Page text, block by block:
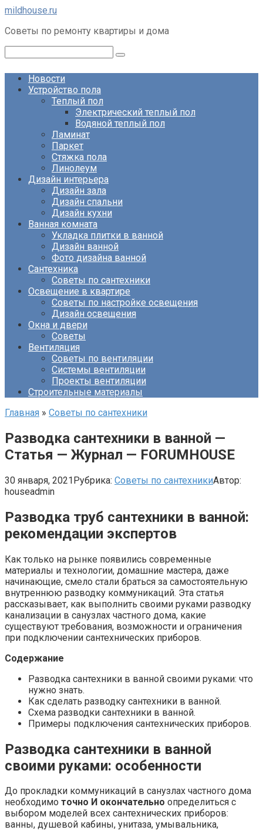
Перейти
контенту
mildhouse.ru
Советы по ремонту квартиры и дома
Новости
Устройство пола
Теплый пол
Электрический теплый пол
Водяной теплый пол
Ламинат
Паркет
Стяжка пола
Линолеум
Дизайн интерьера
Дизайн зала
Дизайн спальни
Дизайн кухни
Ванная комната
Укладка плитки в ванной
Дизайн ванной
Фото дизайна ванной
Сантехника
Советы по сантехники
Освещение в квартире
Советы по настройке освещения
Дизайн освещения
Окна и двери
Советы
Вентиляция
Советы по вентиляции
Системы вентиляции
Проекты вентиляции
Строительные материалы
Главная » Советы по сантехники
Разводка сантехники в ванной —
Статья — Журнал — FORUMHOUSE
30 января, 2021Рубрика: Советы по сантехникиАвтор:
houseadmin
Разводка труб сантехники в ванной:
рекомендации экспертов
Как только на рынке появились современные
материалы и технологии, домашние мастера, даже
начинающие, смело стали браться за самостоятельную
внутреннюю разводку коммуникаций. Эта статья
рассказывает, как выполнить своими руками разводку
канализации в санузлах частного дома, какие
существуют требования, возможности и ограничения
при подключении сантехнических приборов.
Содержание
Разводка сантехники в ванной своими руками: что
нужно знать.
Как сделать разводку сантехники в ванной.
Схема разводки сантехники в ванной.
Примеры подключения сантехнических приборов.
Разводка сантехники в ванной
своими руками: особенности
До прокладки коммуникаций в санузлах частного дома
необходимо точно И окончательно определиться с
выбором моделей всех сантехнических приборов:
ванны, душевой кабины, унитаза, умывальника,